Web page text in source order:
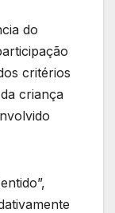
do
critérios
criança